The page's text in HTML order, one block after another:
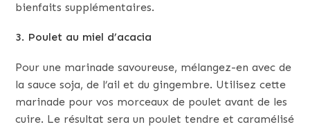
bienfaits supplémentaires.
3. Poulet au miel d’acacia
Pour une marinade savoureuse, mélangez-en avec de
la sauce soja, de l’ail et du gingembre. Utilisez cette
marinade pour vos morceaux de poulet avant de les
cuire. Le résultat sera un poulet tendre et caramélisé